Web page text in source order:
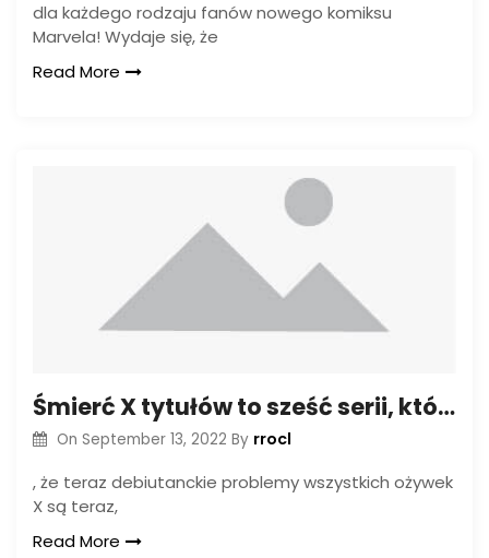
dla każdego rodzaju fanów nowego komiksu
Marvela! Wydaje się, że
Read More
Śmierć X tytułów to sześć serii, które są jednym (tak licznemu spoilery)
On September 13, 2022 By rrocl
, że teraz debiutanckie problemy wszystkich ożywek
X są teraz,
Read More